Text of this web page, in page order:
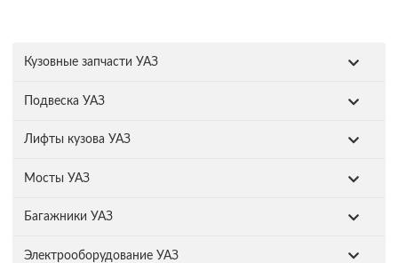
Кузовные запчасти УАЗ
Подвеска УАЗ
Лифты кузова УАЗ
Мосты УАЗ
Багажники УАЗ
Электрооборудование УАЗ